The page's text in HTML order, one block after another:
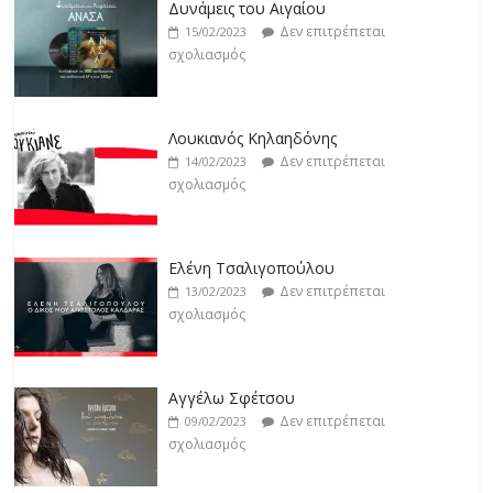
σχολιασμός
19/02/2023
Δεν επιτρέπεται
σχολιασμός
Λουκιανός Κηλαηδόνης
14/02/2023
Δεν επιτρέπεται
σχολιασμός
Ελένη Τσαλιγοπούλου
13/02/2023
Δεν επιτρέπεται
σχολιασμός
Αγγέλω Σφέτσου
09/02/2023
Δεν επιτρέπεται
σχολιασμός
Γιάννης Λογοθέτης
09/02/2023
Δεν επιτρέπεται
σχολιασμός